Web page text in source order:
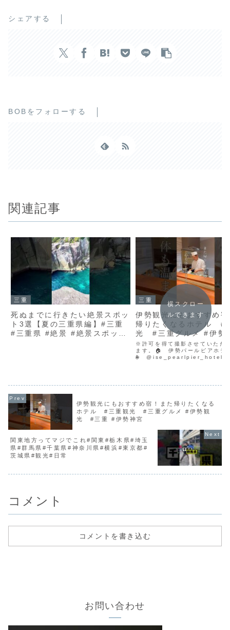
シェアする
BOBをフォローする
関連記事
三重
死ぬまでに行きたい絶景スポッ
ト3選【夏の三重県編】#三重
#三重県 #絶景 #絶景スポット
三重
伊勢観光にもおすすめ
帰りたくなるホテル #
光 #三重グルメ #伊勢観光
#三重 #伊勢神宮
※許可を得て撮影させていただ
ます。🏠 伊勢パールピアホ
🌐 @ise_pearlpier_hotel📍
横スクロー
ルできます
伊勢観光にもおすすめ宿！また帰りたくなる
ホテル #三重観光 #三重グルメ #伊勢観
光 #三重 #伊勢神宮
関東地方ってマジでこれ#関東#栃木県#埼玉
県#群馬県#千葉県#神奈川県#横浜#東京都#
茨城県#観光#日常
コメント
コメントを書き込む
お問い合わせ